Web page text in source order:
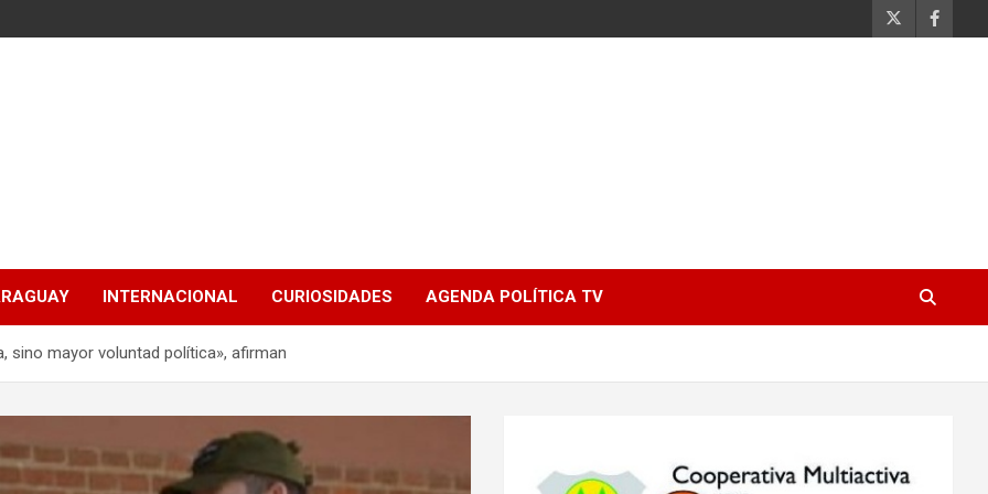
INTERNACIONAL CURIOSIDADES AGENDA POLÍTICA TV
sino mayor voluntad política», afirman